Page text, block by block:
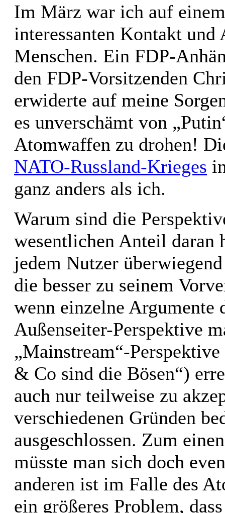
Im März war ich auf
interessanten Kontakt
Menschen. Ein FDP-
den FDP-Vorsitzenden
erwiderte auf meine
es unverschämt von
Atomwaffen zu drohen!
NATO-Russland-Krieges
ganz anders als ich.
Warum sind die
wesentlichen Anteil daran
jedem Nutzer
die besser zu seinem
wenn einzelne Argumente
Außenseiter-Perspektive
„Mainstream“-
& Co sind die Bösen“)
auch nur teilweise zu
verschiedenen Gründen
ausgeschlossen. Zum
müsste man sich doch
anderen ist im Falle des
ein größeres Problem,